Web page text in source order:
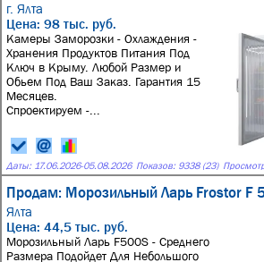
г. Ялта
Цена: 98 тыс. руб.
Камеры Заморозки - Охлаждения -
Хранения Продуктов Питания Под
Ключ в Крыму. Любой Размер и
Обьем Под Ваш Заказ. Гарантия 15
Месяцев.
Спроектируем -...
Даты: 17.06.2026-05.08.2026 Показов: 9338 (23)
Продам: Морозильный Ларь Frostor F
Ялта
Цена: 44,5 тыс. руб.
Морозильный Ларь F500S - Среднего
Размера Подойдет Для Небольшого